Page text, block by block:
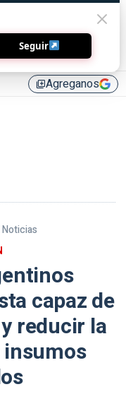
library_addAgreganos
Noticias
capaz de
reducir la
insumos
Seguir